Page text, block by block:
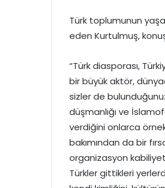
Türk toplumunun
eden Kurtulmuş,
“Türk diasporası,
bir büyük aktör,
sizler de
düşmanlığı ve
verdiğini onlarca
bakımından da bir
organizasyon
Türkler gittikleri